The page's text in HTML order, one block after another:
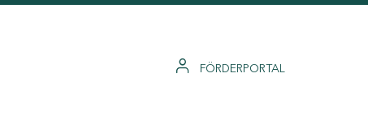
FÖRDERPORTAL